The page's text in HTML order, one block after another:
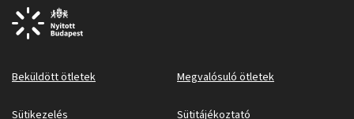
Beküldött ötletek Megvalósuló ötletek
Sütikezelés Sütitájékoztató